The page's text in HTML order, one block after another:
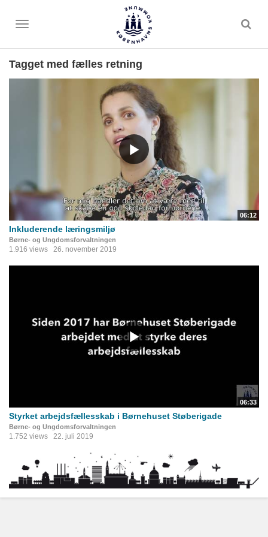
Toggle
Tagget med fælles retning
06:12
Inkluderende læringsmiljø
Børne- og Ungdomsforvaltningen
1.916 views 26. november 2019
06:33
Styrket arbejdsfællesskab i Børnehuset Støberigade
Børne- og Ungdomsforvaltningen
1.752 views 22. juli 2019